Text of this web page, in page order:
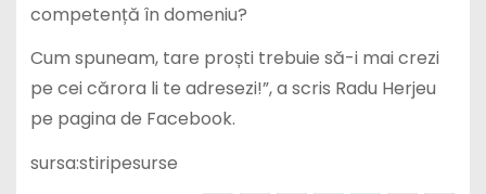
competență în domeniu?
Cum spuneam, tare proști trebuie să-i mai crezi
pe cei cărora li te adresezi!”, a scris Radu Herjeu
pe pagina de Facebook.
sursa:stiripesurse